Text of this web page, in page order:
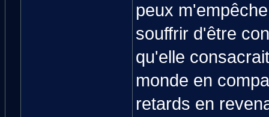
peux
souffrir d'être
qu'elle
monde en
retards en